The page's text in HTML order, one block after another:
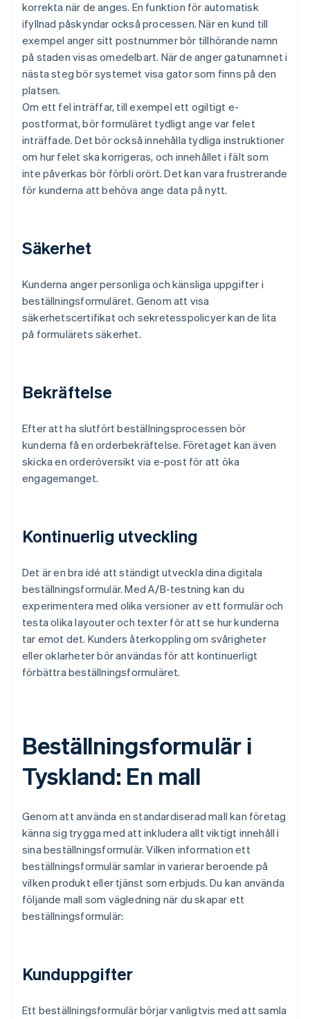
korrekta när de anges. En funktion för automatisk
ifyllnad påskyndar också processen. När en kund till
exempel anger sitt postnummer bör tillhörande namn
på staden visas omedelbart. När de anger gatunamnet i
nästa steg bör systemet visa gator som finns på den
platsen.
Om ett fel inträffar, till exempel ett ogiltigt e-
postformat, bör formuläret tydligt ange var felet
inträffade. Det bör också innehålla tydliga instruktioner
om hur felet ska korrigeras, och innehållet i fält som
inte påverkas bör förbli orört. Det kan vara frustrerande
för kunderna att behöva ange data på nytt.
Säkerhet
Kunderna anger personliga och känsliga uppgifter i
beställningsformuläret. Genom att visa
säkerhetscertifikat och sekretesspolicyer kan de lita
på formulärets säkerhet.
Bekräftelse
Efter att ha slutfört beställningsprocessen bör
kunderna få en orderbekräftelse. Företaget kan även
skicka en orderöversikt via e-post för att öka
engagemanget.
Kontinuerlig utveckling
Det är en bra idé att ständigt utveckla dina digitala
beställningsformulär. Med A/B-testning kan du
experimentera med olika versioner av ett formulär och
testa olika layouter och texter för att se hur kunderna
tar emot det. Kunders återkoppling om svårigheter
eller oklarheter bör användas för att kontinuerligt
förbättra beställningsformuläret.
Beställningsformulär i
Tyskland: En mall
Genom att använda en standardiserad mall kan företag
känna sig trygga med att inkludera allt viktigt innehåll i
sina beställningsformulär. Vilken information ett
beställningsformulär samlar in varierar beroende på
vilken produkt eller tjänst som erbjuds. Du kan använda
följande mall som vägledning när du skapar ett
beställningsformulär:
Kunduppgifter
Ett beställningsformulär börjar vanligtvis med att samla